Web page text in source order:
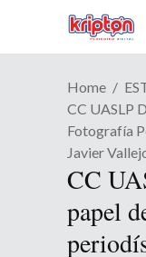
Home
CC UASLP
Fotografía
Javier
CC
papel